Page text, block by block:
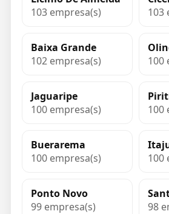
103 empresa(s)
103
Baixa Grande
102 empresa(s)
100
Jaguaripe
100 empresa(s)
100
Buerarema
100 empresa(s)
100
Ponto Novo
99 empresa(s)
98